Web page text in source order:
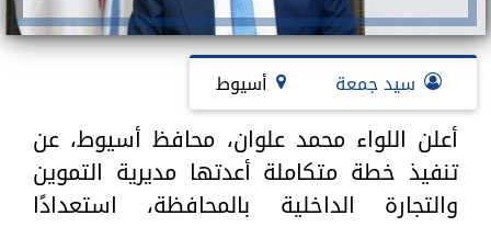
سيد جمعة أسيوط
أعلن اللواء محمد علوان، محافظ أسيوط، عن
تنفيذ خطة متكاملة أعدتها مديرية التموين
والتجارة الداخلية بالمحافظة، استعدادًا